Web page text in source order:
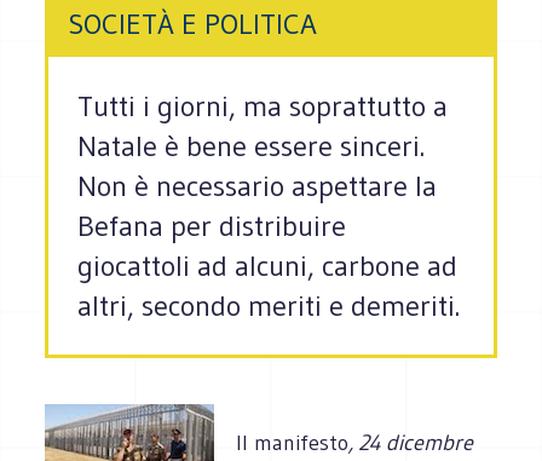
SOCIETÀ E POLITICA
Tutti i giorni, ma soprattutto a
Natale è bene essere sinceri.
Non è necessario aspettare la
Befana per distribuire
giocattoli ad alcuni, carbone ad
altri, secondo meriti e demeriti.
Il manifesto, 24 dicembre